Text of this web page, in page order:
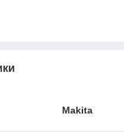
Makita